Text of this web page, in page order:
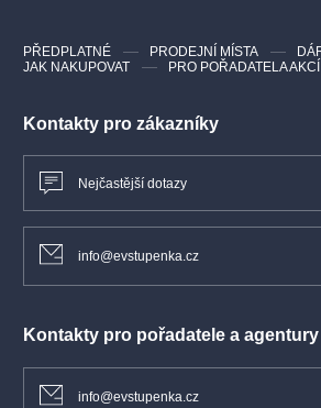
Kontakty pro zákazníky
Nejčastější dotazy
info@evstupenka.cz
Kontakty pro pořadatele a agentury
info@evstupenka.cz
PŘEDPLATNÉ PRODEJNÍ MÍSTA
JAK NAKUPOVAT
PRO POŘADATELA AKCÍ